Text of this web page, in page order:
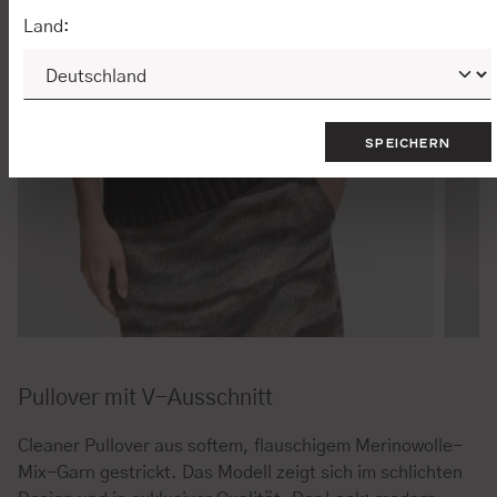
Pullover mit V-Ausschnitt
Cleaner Pullover aus softem, flauschigem Merinowolle-
Mix-Garn gestrickt. Das Modell zeigt sich im schlichten
Land:
SPEICHERN